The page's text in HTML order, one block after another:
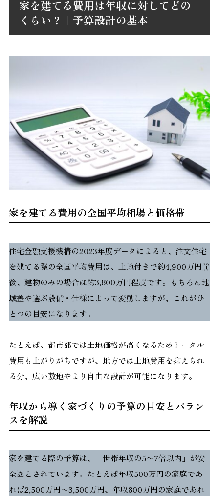
家を建てる費用は年収に対してどの
くらい？｜予算設計の基本
家を建てる費用の全国平均相場と価格帯
住宅金融支援機構の2023年度データによると、注文住宅
を建てる際の全国平均費用は、土地付きで約4,900万円前
後、建物のみの場合は約3,800万円程度です。もちろん地
域差や選ぶ設備・仕様によって変動しますが、これがひ
とつの目安になります。
たとえば、都市部では土地価格が高くなるためトータル
費用も上がりがちですが、地方では土地費用を抑えられ
る分、広い敷地やより自由な設計が可能になります。
年収から導く家づくりの予算の目安とバラン
スを解説
家を建てる際の予算は、「世帯年収の5〜7倍以内」が安
全圏とされています。たとえば年収500万円の家庭であ
れば2,500万円〜3,500万円、年収800万円の家庭であれ